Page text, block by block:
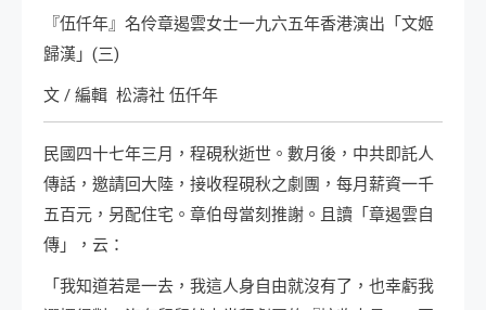
『伍仟年』名伶章遏雲女士一九六五年香港演出「文姬
歸漢」(三)
文 / 編輯 松濤社 伍仟年
民國四十七年三月，程硯秋逝世。數月後，中共即託人
傳話，邀請回大陸，接收程硯秋之劇團，每月薪資一千
五百元，另配住宅。章伯母當刻推謝。且讀「章遏雲自
傳」，云：
「我知道若是一去，我這人身自由就沒有了，也幸虧我